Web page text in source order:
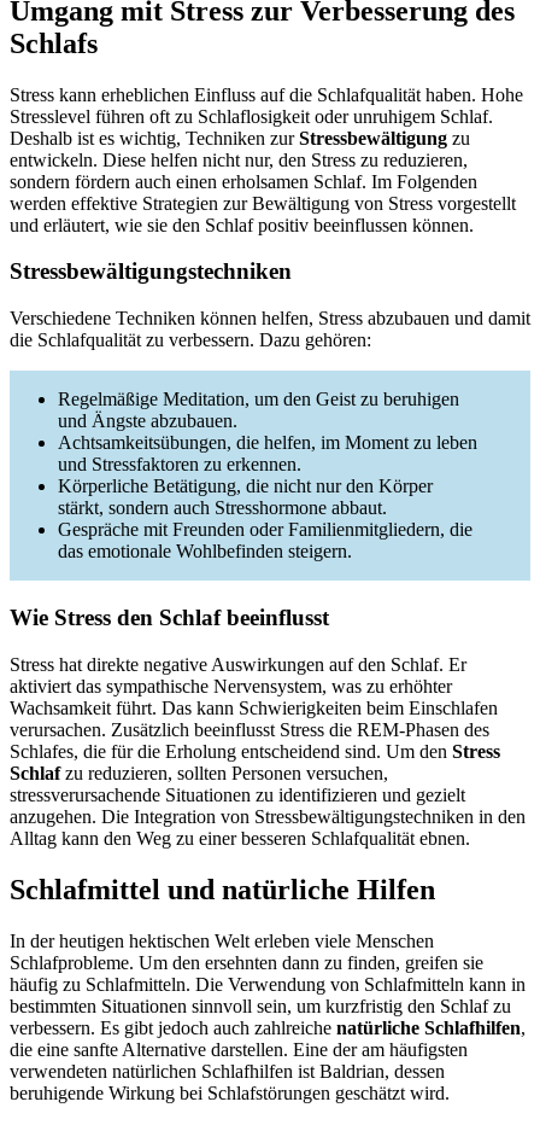
Umgang mit Stress zur Verbesserung des
Schlafs
Stress kann erheblichen Einfluss auf die Schlafqualität haben. Hohe
Stresslevel führen oft zu Schlaflosigkeit oder unruhigem Schlaf.
Deshalb ist es wichtig, Techniken zurStressbewältigung zu
entwickeln. Diese helfen nicht nur, den Stress zu reduzieren,
sondern fördern auch einen erholsamen Schlaf. Im Folgenden
werden effektive Strategien zur Bewältigung von Stress vorgestellt
und erläutert, wie sie den Schlaf positiv beeinflussen können.
Stressbewältigungstechniken
Verschiedene Techniken können helfen, Stress abzubauen und damit
die Schlafqualität zu verbessern. Dazu gehören:
Regelmäßige Meditation, um den Geist zu beruhigen
und Ängste abzubauen.
Achtsamkeitsübungen, die helfen, im Moment zu leben
und Stressfaktoren zu erkennen.
Körperliche Betätigung, die nicht nur den Körper
stärkt, sondern auch Stresshormone abbaut.
Gespräche mit Freunden oder Familienmitgliedern, die
das emotionale Wohlbefinden steigern.
Wie Stress den Schlaf beeinflusst
Stress hat direkte negative Auswirkungen auf den Schlaf. Er
aktiviert das sympathische Nervensystem, was zu erhöhter
Wachsamkeit führt. Das kann Schwierigkeiten beim Einschlafen
verursachen. Zusätzlich beeinflusst Stress die REM-Phasen des
Schlafes, die für die Erholung entscheidend sind. Um den Stress
Schlafzu reduzieren, sollten Personen versuchen,
stressverursachende Situationen zu identifizieren und gezielt
anzugehen. Die Integration von Stressbewältigungstechniken in den
Alltag kann den Weg zu einer besseren Schlafqualität ebnen.
Schlafmittel und natürliche Hilfen
In der heutigen hektischen Welt erleben viele Menschen
Schlafprobleme. Um den ersehnten dann zu finden, greifen sie
häufig zu Schlafmitteln. Die Verwendung von Schlafmitteln kann in
bestimmten Situationen sinnvoll sein, um kurzfristig den Schlaf zu
verbessern. Es gibt jedoch auch zahlreiche natürliche Schlafhilfen,
die eine sanfte Alternative darstellen. Eine der am häufigsten
verwendeten natürlichen Schlafhilfen ist Baldrian, dessen
beruhigende Wirkung bei Schlafstörungen geschätzt wird.